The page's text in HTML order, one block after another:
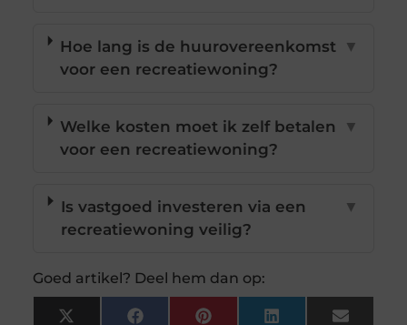
Hoe lang is de huurovereenkomst
voor een recreatiewoning?
▼
Welke kosten moet ik zelf betalen
voor een recreatiewoning?
▼
Is vastgoed investeren via een
recreatiewoning veilig?
▼
Goed artikel? Deel hem dan op: